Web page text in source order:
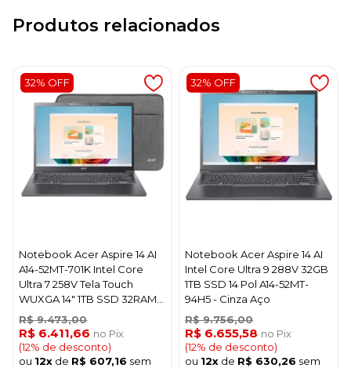
Produtos relacionados
32% OFF
Notebook Acer Aspire 14 AI
A14-52MT-701K Intel Core
Ultra 7 258V Tela Touch
WUXGA 14" 1TB SSD 32RAM -
Steel Cinza
R$ 9.473,00
R$ 6.411,66 no Pix
(12% de desconto)
ou 12x de R$ 607,16 sem
32% OFF
Notebook Acer Aspire 14 AI
Intel Core Ultra 9 288V 32GB
1TB SSD 14 Pol A14-52MT-
94H5 - Cinza Aço
R$ 9.756,00
R$ 6.655,58 no Pix
(12% de desconto)
ou 12x de R$ 630,26 sem